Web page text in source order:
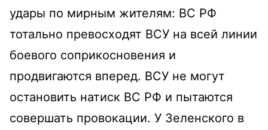
удары по мирным жителям: ВС РФ
тотально превосходят ВСУ на всей линии
боевого соприкосновения и
продвигаются вперед. ВСУ не могут
остановить натиск ВС РФ и пытаются
совершать провокации. У Зеленского в